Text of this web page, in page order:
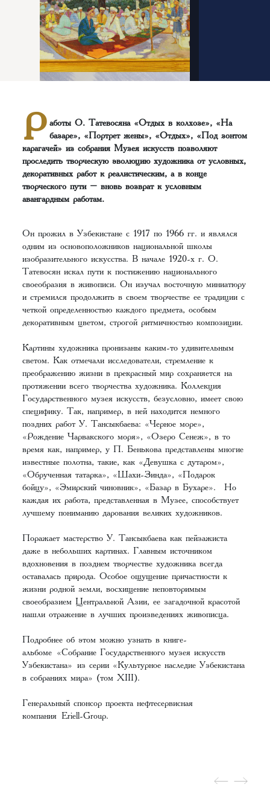
Р аботы О. Татевосяна «Отдых в колхозе», «На
базаре», «Портрет жены», «Отдых», «Под зонтом
карагачей» из собрания Музея искусств позволяют
проследить творческую эволюцию художника от условных,
декоративных работ к реалистическим, а в конце
творческого пути – вновь возврат к условным
авангардным работам.
Он прожил в Узбекистане с 1917 по 1966 гг. и являлся
одним из основоположников национальной школы
изобразительного искусства. В начале 1920-х г. О.
Татевосян искал пути к постижению национального
своеобразия в живописи. Он изучал восточную миниатюру
и стремился продолжить в своем творчестве ее традиции с
четкой определенностью каждого предмета, особым
декоративным цветом, строгой ритмичностью композиции.
Картины художника пронизаны каким-то удивительным
светом. Как отмечали исследователи, стремление к
преображению жизни в прекрасный мир сохраняется на
протяжении всего творчества художника. Коллекция
Государственного музея искусств, безусловно, имеет свою
специфику. Так, например, в ней находится немного
поздних работ У. Тансыкбаева: «Черное море»,
«Рождение Чарвакского моря», «Озеро Сенеж», в то
время как, например, у П. Бенькова представлены многие
известные полотна, такие, как «Девушка с дутаром»,
«Обрученная татарка», «Шахи-Зинда», «Подарок
бойцу», «Эмирский чиновник», «Базар в Бухаре». Но
каждая их работа, представленная в Музее, способствует
лучшему пониманию дарования великих художников.
Поражает мастерство У. Тансыкбаева как пейзажиста
даже в небольших картинах. Главным источником
вдохновения в позднем творчестве художника всегда
оставалась природа. Особое ощущение причастности к
жизни родной земли, восхищение неповторимым
своеобразием Центральной Азии, ее загадочной красотой
нашли отражение в лучших произведениях живописца.
Подробнее об этом можно узнать в книге-
альбоме «Собрание Государственного музея искусств
Узбекистана» из серии «Культурное наследие Узбекистана
в собраниях мира» (том XIII).
Генеральный спонсор проекта нефтесервисная
компания Eriell-Group.